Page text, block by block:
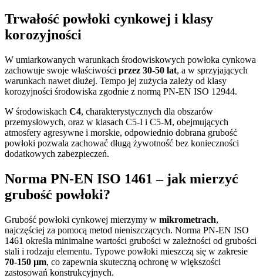
Trwałość powłoki cynkowej i klasy
korozyjności
W umiarkowanych warunkach środowiskowych powłoka cynkowa
zachowuje swoje właściwości przez 30-50 lat, a w sprzyjających
warunkach nawet dłużej. Tempo jej zużycia zależy od klasy
korozyjności środowiska zgodnie z normą PN-EN ISO 12944.
W środowiskach C4, charakterystycznych dla obszarów
przemysłowych, oraz w klasach C5-I i C5-M, obejmujących
atmosfery agresywne i morskie, odpowiednio dobrana grubość
powłoki pozwala zachować długą żywotność bez konieczności
dodatkowych zabezpieczeń.
Norma PN-EN ISO 1461 – jak mierzyć
grubość powłoki?
Grubość powłoki cynkowej mierzymy w mikrometrach,
najczęściej za pomocą metod nieniszczących. Norma PN-EN ISO
1461 określa minimalne wartości grubości w zależności od grubości
stali i rodzaju elementu. Typowe powłoki mieszczą się w zakresie
70-150 µm, co zapewnia skuteczną ochronę w większości
zastosowań konstrukcyjnych.